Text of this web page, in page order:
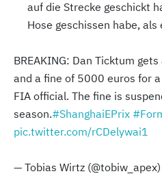
auf die Strecke geschickt
Hose geschissen habe, als
BREAKING: Dan Ticktum
and a fine of 5000 euros for
FIA official. The fine is
season.#ShanghaiEPrix
pic.twitter.com/rCDelywai1
— Tobias Wirtz (@tobiw_apex)